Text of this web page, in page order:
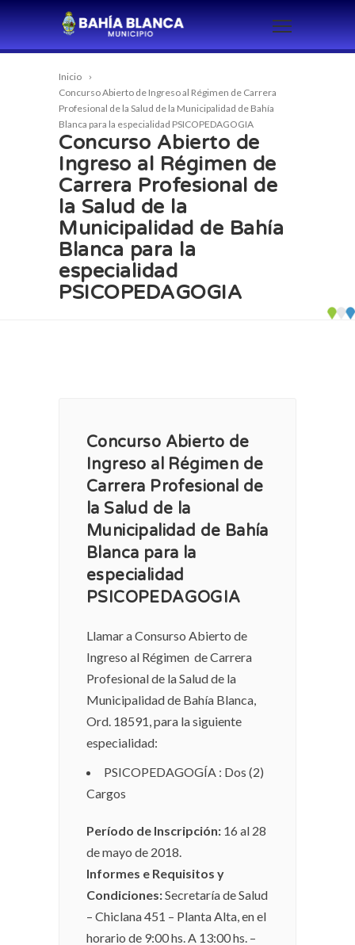
Inicio
Concurso Abierto de Ingreso al Régimen de Carrera
Profesional de la Salud de la Municipalidad de Bahía
Blanca para la especialidad PSICOPEDAGOGIA
Concurso Abierto de
Ingreso al Régimen de
Carrera Profesional de
la Salud de la
Municipalidad de Bahía
Blanca para la
especialidad
PSICOPEDAGOGIA
Concurso Abierto de
Ingreso al Régimen de
Carrera Profesional de
la Salud de la
Municipalidad de Bahía
Blanca para la
especialidad
PSICOPEDAGOGIA
Llamar a Consurso Abierto de
Ingreso al Régimen de Carrera
Profesional de la Salud de la
Municipalidad de Bahía Blanca,
Ord. 18591, para la siguiente
especialidad:
PSICOPEDAGOGÍA : Dos (2)
Cargos
Período de Inscripción: 16 al 28
de mayo de 2018.
Informes e Requisitos y
Condiciones:Secretaría de Salud
– Chiclana 451 – Planta Alta, en el
horario de 9:00 hs. A 13:00 hs. –